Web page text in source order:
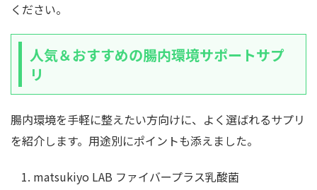
ください。
人気＆おすすめの腸内環境サポートサプ
リ
腸内環境を手軽に整えたい方向けに、よく選ばれるサプリ
を紹介します。用途別にポイントも添えました。
matsukiyo LAB ファイバープラス乳酸菌